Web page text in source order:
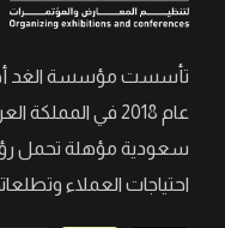
تأسست مؤسسة الغد
عام 2018 في
سعودية مؤهلة تحمل
احتياجات العملاء